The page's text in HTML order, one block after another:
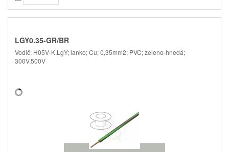
LGY0.35-GR/BR
Vodič; H05V-K,LgY; lanko; Cu; 0,35mm2; PVC; zeleno-hnedá;
300V,500V